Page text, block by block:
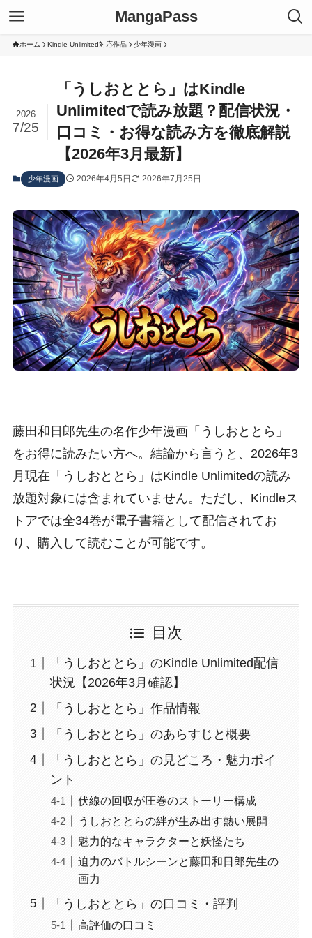
MangaPass
ホーム Kindle Unlimited対応作品 少年漫画
「うしおととら」はKindle
Unlimitedで読み放題？配信状況・
口コミ・お得な読み方を徹底解説
【2026年3月最新】
2026
7/25
少年漫画 2026年4月5日 2026年7月25日
藤田和日郎先生の名作少年漫画「うしおととら」
をお得に読みたい方へ。結論から言うと、2026年3
月現在「うしおととら」はKindle Unlimitedの読み
放題対象には含まれていません。ただし、Kindleス
トアでは全34巻が電子書籍として配信されてお
り、購入して読むことが可能です。
目次
「うしおととら」のKindle Unlimited配信
状況【2026年3月確認】
「うしおととら」作品情報
「うしおととら」のあらすじと概要
「うしおととら」の見どころ・魅力ポイ
ント
伏線の回収が圧巻のストーリー構成
うしおととらの絆が生み出す熱い展開
魅力的なキャラクターと妖怪たち
迫力のバトルシーンと藤田和日郎先生の
画力
「うしおととら」の口コミ・評判
高評価の口コミ